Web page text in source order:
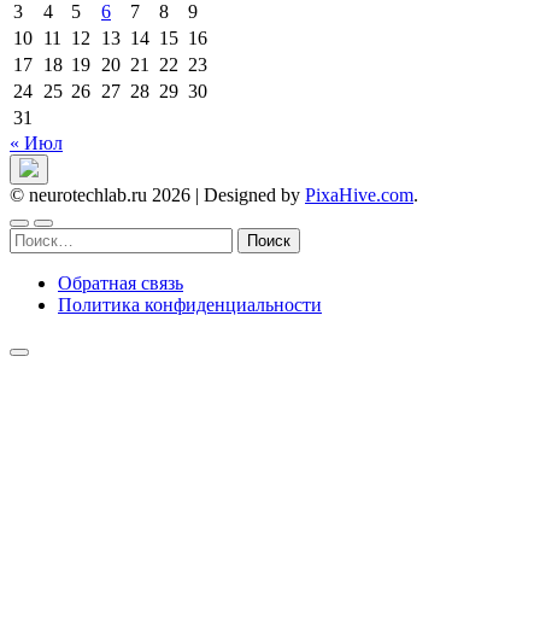
3
4 5 6 7 8
9
10 11 12 13 14 15 16
17 18 19 20 21 22 23
24 25 26 27 28 29 30
31
« Июл
© neurotechlab.ru 2026 | Designed by PixaHive.com.
Найти:
Обратная связь
Политика конфиденциальности